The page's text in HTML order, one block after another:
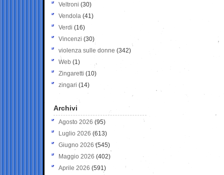
Veltroni (30)
Vendola (41)
Verdi (16)
Vincenzi (30)
violenza sulle donne (342)
Web (1)
Zingaretti (10)
zingari (14)
Archivi
Agosto 2026 (95)
Luglio 2026 (613)
Giugno 2026 (545)
Maggio 2026 (402)
Aprile 2026 (591)